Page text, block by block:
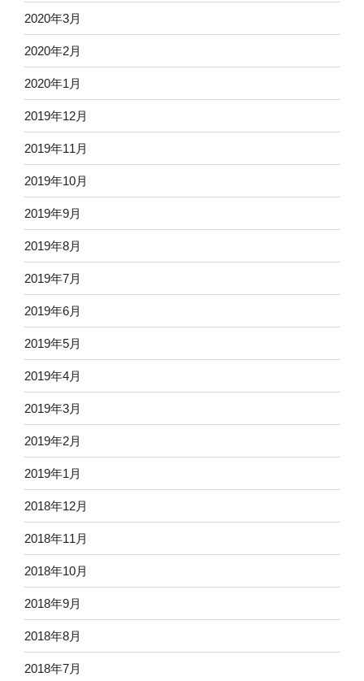
2020年3月
2020年2月
2020年1月
2019年12月
2019年11月
2019年10月
2019年9月
2019年8月
2019年7月
2019年6月
2019年5月
2019年4月
2019年3月
2019年2月
2019年1月
2018年12月
2018年11月
2018年10月
2018年9月
2018年8月
2018年7月